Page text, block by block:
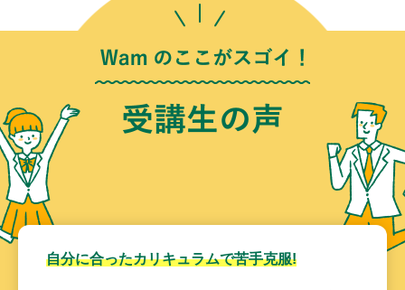
自分に合ったカリキュラムで苦手克服!